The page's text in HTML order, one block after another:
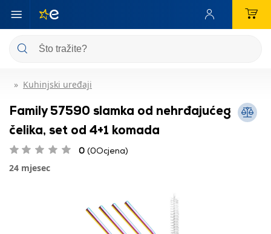
Kuhinjski uređaji
Family 57590 slamka od nehrđajućeg
čelika, set od 4+1 komada
0 (0Ocjena)
24 mjesec